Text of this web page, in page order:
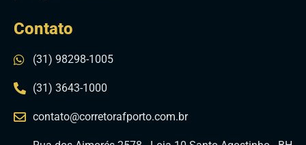
Contato
(31) 98298-1005
(31) 3643-1000
contato@corretorafporto.com.br